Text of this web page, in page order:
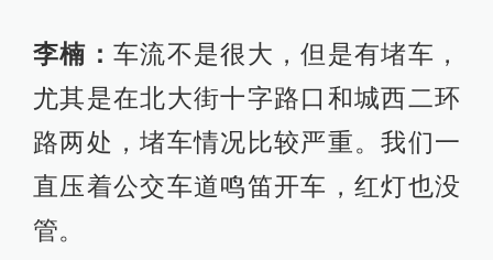
李楠： 车流不是很大，但是有堵车，
尤其是在北大街十字路口和城西二环
路两处，堵车情况比较严重。我们一
直压着公交车道鸣笛开车，红灯也没
管。